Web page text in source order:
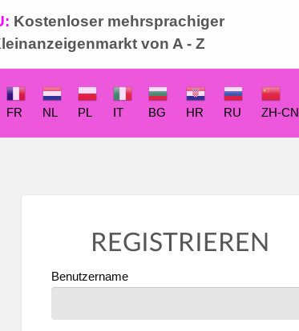
Basar
Kostenloser mehrsprachiger
von A - Z
FR NL PL IT BG HR RU ZH-CN
REGISTRIEREN
Benutzername